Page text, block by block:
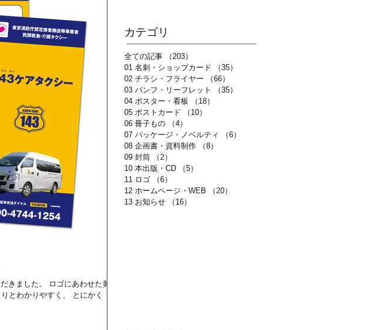
カテゴリ
全ての記事 （203）
01 名刺・ショップカード
（35）
02 チラシ・フライヤー
（66）
03 パンフ・リーフレット
（35）
04 ポスター・看板
（18）
05 ポストカード
（10）
06 冊子もの
（4）
07 パッケージ・ノベルティ
（6）
08 企画書・資料制作
（8）
09 封筒
（2）
10 本出版・CD
（5）
11 ロゴ
（6）
12 ホームページ・WEB
（20）
13 お知らせ
（16）